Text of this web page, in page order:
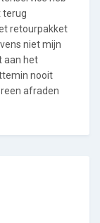
terug
retourpakket
niet mijn
aan het
nooit
afraden